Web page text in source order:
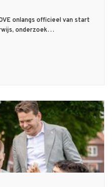
onlangs officieel van start
onderzoek…